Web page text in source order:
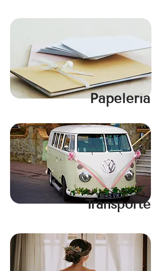
Papelería
Transporte